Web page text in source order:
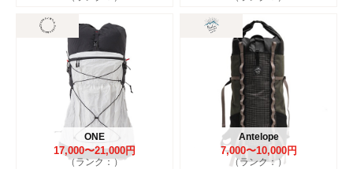
ONE
17,000〜21,000円
（ランク：）
Antelope
7,000〜10,000円
（ランク：）